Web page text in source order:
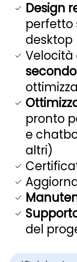
Design
perfetto
desktop
secondo
pronto
e
altri)
del